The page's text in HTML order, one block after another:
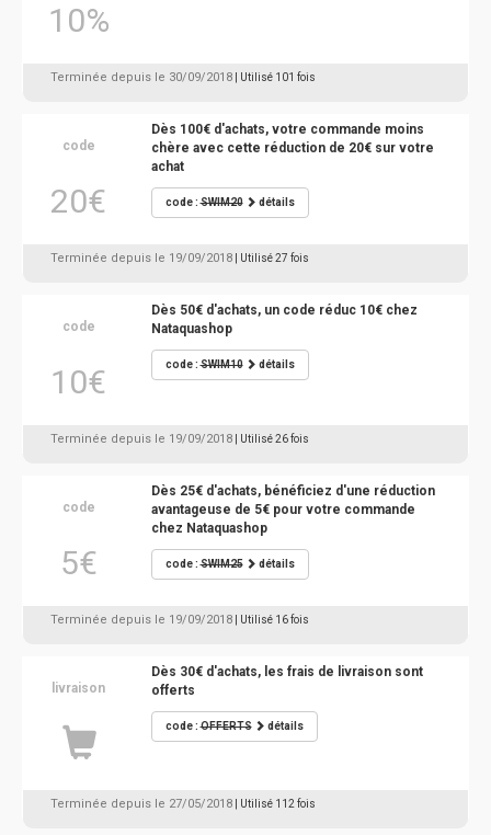
10%
Terminée depuis le 30/09/2018 | Utilisé 101 fois
code
20€
Dès 100€ d'achats, votre commande moins
chère avec cette réduction de 20€ sur votre
achat
code :SWIM20 détails
Terminée depuis le 19/09/2018 | Utilisé 27 fois
code
10€
Dès 50€ d'achats, un code réduc 10€ chez
Nataquashop
code :SWIM10 détails
Terminée depuis le 19/09/2018 | Utilisé 26 fois
code
5€
Dès 25€ d'achats, bénéficiez d'une réduction
avantageuse de 5€ pour votre commande
chez Nataquashop
code :SWIM25 détails
Terminée depuis le 19/09/2018 | Utilisé 16 fois
livraison
Dès 30€ d'achats, les frais de livraison sont
offerts
code :OFFERTS détails
Terminée depuis le 27/05/2018 | Utilisé 112 fois